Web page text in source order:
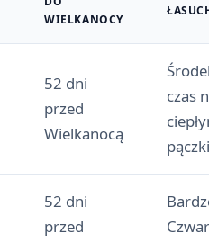
WIELKANOCY
52 dni
przed
Wielkanocą
czas
52 dni
przed